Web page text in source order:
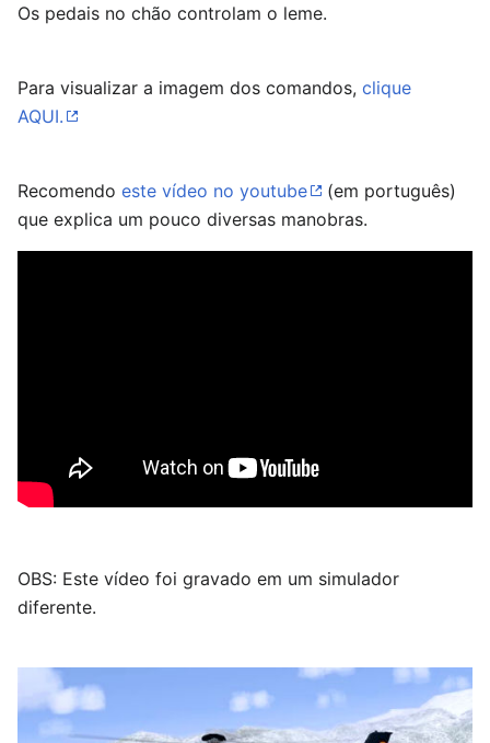
Os pedais no chão controlam o leme.
Para visualizar a imagem dos comandos, clique
AQUI.
Recomendo este vídeo no youtube
(em português)
que explica um pouco diversas manobras.
OBS: Este vídeo foi gravado em um simulador
diferente.